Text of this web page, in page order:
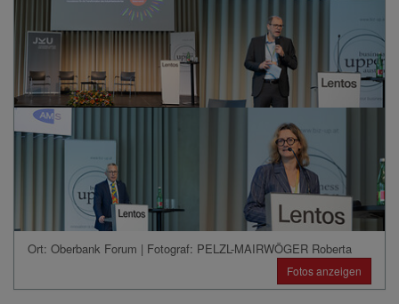
Ort: Oberbank Forum | Fotograf: PELZL-MAIRWÖGER Roberta
Fotos anzeigen